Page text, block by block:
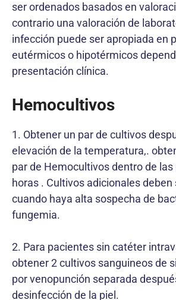
ser ordenados basados en
contrario una valoración de
infección puede ser apropiada en
eutérmicos o hipotérmicos
presentación clínica.
Hemocultivos
1. Obtener un par de cultivos
elevación de la temperatura,.
par de Hemocultivos dentro de
horas . Cultivos adicionales
cuando haya alta sospecha de
fungemia.
2. Para pacientes sin catéter
obtener 2 cultivos sanguineos de
por venopunción separada
desinfección de la piel.